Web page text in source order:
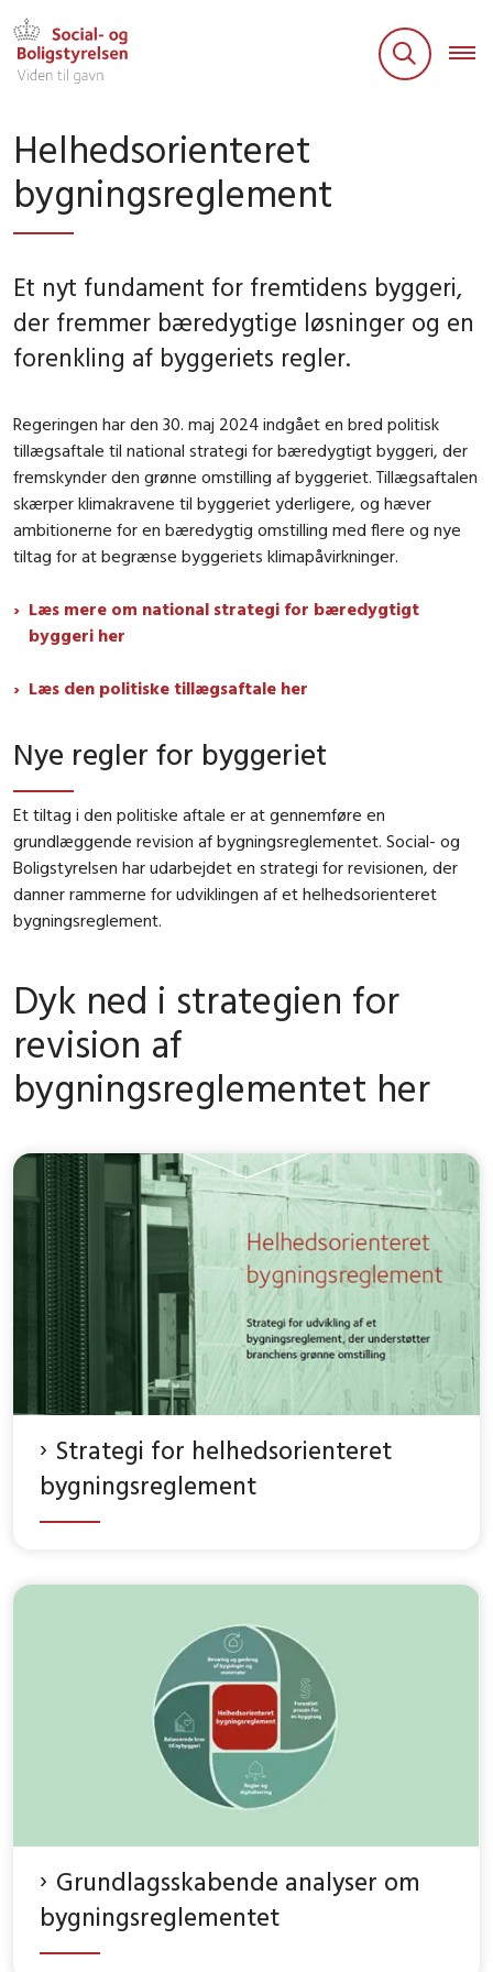
Helhedsorienteret
bygningsreglement
Et nyt fundament for fremtidens byggeri,
der fremmer bæredygtige løsninger og en
forenkling af byggeriets regler.
Regeringen har den 30. maj 2024 indgået en bred politisk
tillægsaftale til national strategi for bæredygtigt byggeri, der
fremskynder den grønne omstilling af byggeriet. Tillægsaftalen
skærper klimakravene til byggeriet yderligere, og hæver
ambitionerne for en bæredygtig omstilling med flere og nye
tiltag for at begrænse byggeriets klimapåvirkninger.
Læs mere om national strategi for bæredygtigt
byggeri her
Læs den politiske tillægsaftale her
Nye regler for byggeriet
Et tiltag i den politiske aftale er at gennemføre en
grundlæggende revision af bygningsreglementet. Social- og
Boligstyrelsen har udarbejdet en strategi for revisionen, der
danner rammerne for udviklingen af et helhedsorienteret
bygningsreglement.
Dyk ned i strategien for
revision af
bygningsreglementet her
Strategi for helhedsorienteret
bygningsreglement
Grundlagsskabende analyser om
bygningsreglementet